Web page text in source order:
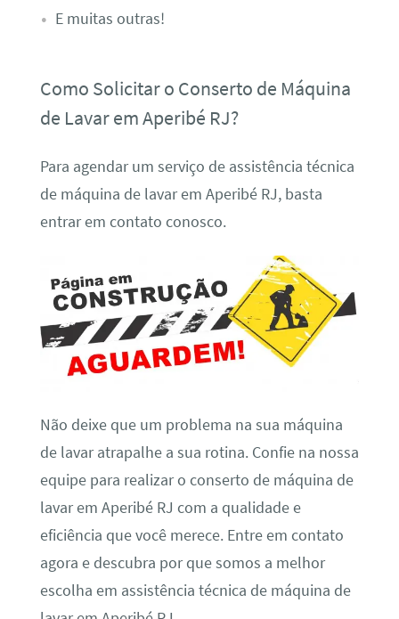
E muitas outras!
Como Solicitar o Conserto de Máquina
de Lavar em Aperibé RJ?
Para agendar um serviço de assistência técnica
de máquina de lavar em Aperibé RJ, basta
entrar em contato conosco.
Não deixe que um problema na sua máquina
de lavar atrapalhe a sua rotina. Confie na nossa
equipe para realizar o conserto de máquina de
lavar em Aperibé RJ com a qualidade e
eficiência que você merece. Entre em contato
agora e descubra por que somos a melhor
escolha em assistência técnica de máquina de